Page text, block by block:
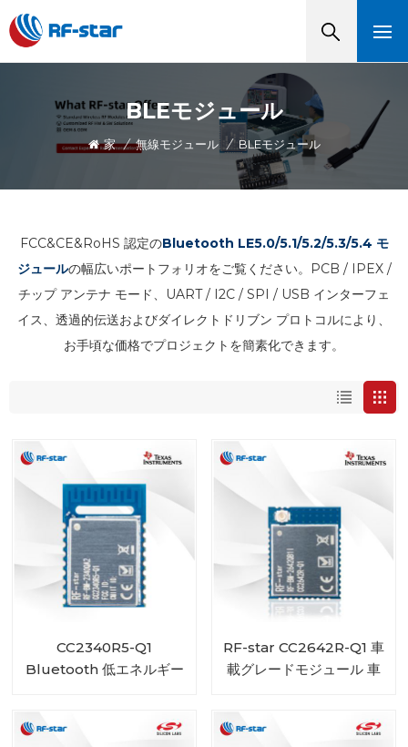
BLEモジュール
家 / 無線モジュール / BLEモジュール
FCC&CE&RoHS 認定のBluetooth LE5.0/5.1/5.2/5.3/5.4 モ
ジュールの幅広いポートフォリオをご覧ください。PCB / IPEX /
チップ アンテナ モード、UART / I2C / SPI / USB インターフェ
イス、透過的伝送およびダイレクトドリブン プロトコルにより、
お手頃な価格でプロジェクトを簡素化できます。
CC2340R5-Q1
Bluetooth 低エネルギー
RF-star CC2642R-Q1 車
載グレードモジュール 車